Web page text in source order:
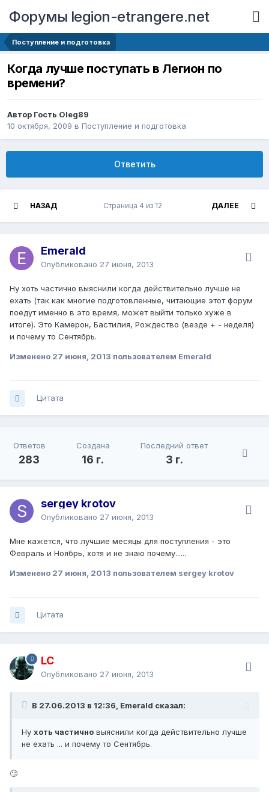
Форумы legion-etrangere.net
Поступление и подготовка
Когда лучше поступать в Легион по
времени?
Автор Гость Oleg89
10 октября, 2009 в Поступление и подготовка
Ответить
НАЗАД ДАЛЕЕ
Страница 4 из 12
Emerald
Опубликовано 27 июня, 2013
Ну хоть частично выяснили когда действительно лучше не
ехать (так как многие подготовленные, читающие этот форум
поедут именно в это время, может выйти только хуже в
итоге). Это Камерон, Бастилия, Рождество (везде + - неделя)
и почему то Сентябрь.
Изменено 27 июня, 2013 пользователем Emerald
Цитата
Ответов
283
Создана
16 г.
Последний ответ
3 г.
sergey krotov
Опубликовано 27 июня, 2013
Мне кажется, что лучшие месяцы для поступления - это
Февраль и Ноябрь, хотя и не знаю почему......
Изменено 27 июня, 2013 пользователем sergey krotov
Цитата
LC
Опубликовано 27 июня, 2013
В 27.06.2013 в 12:36, Emerald сказал:
Ну хоть частично выяснили когда действительно лучше
не ехать ... и почему то Сентябрь.
🙄